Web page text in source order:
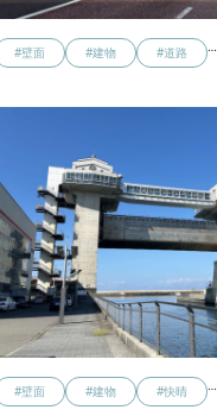
#壁面 #建物 #道路 …
#壁面 #建物 #快晴 …